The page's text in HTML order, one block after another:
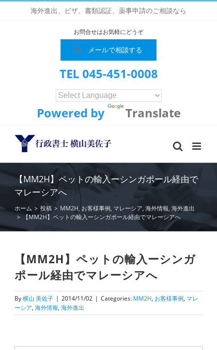
海外進出、ビザ、書類認証、薬事申請のご相談なら
お問合せはお気軽にどうぞ
メールで相談する
TEL 045-451-0008
Powered by Translate
【MM2H】ペットの輸入ーシンガポール経由で
マレーシアへ
ホーム > 投稿 > MM2H,お客様事例, マレーシア, 海外情報, 海外進出
> 【MM2H】ペットの輸入ーシンガポール経由でマレーシアへ
【MM2H】ペットの輸入ーシンガ
ポール経由でマレーシアへ
By横山 美佐子 | 2014/11/02 | Categories: MM2H, お客様事例, マレ
ーシア, 海外情報, 海外進出